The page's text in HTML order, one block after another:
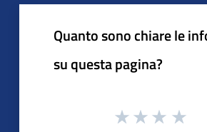
Quanto sono chiare le
su questa pagina?